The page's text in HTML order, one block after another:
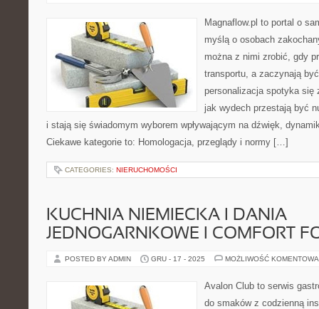
Magnaflow.pl to portal o
myślą o osobach
można z nimi zrobić, gdy
transportu, a zaczynają
personalizacja spotyka
jak wydech przestają być
i stają się świadomym wyborem wpływającym na dźwięk,
Ciekawe kategorie to: Homologacja, przeglądy i normy […]
CATEGORIES: NIERUCHOMOŚCI
KUCHNIA NIEMIECKA I DANIA
JEDNOGARNKOWE I COMFORT
POSTED BY ADMIN GRU - 17 - 2025 MOŻLIWOŚĆ
Avalon Club to serwis
do smaków z codzienną